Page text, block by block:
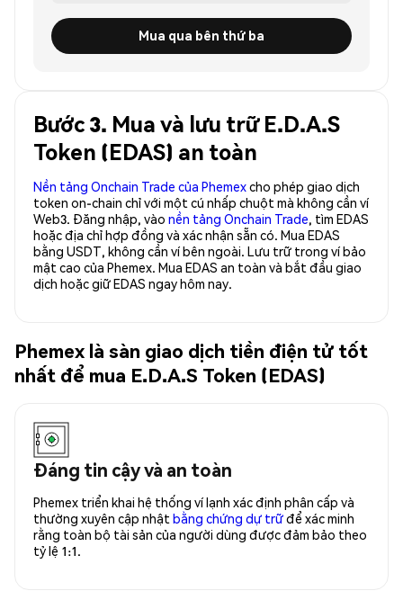
Mua qua bên thứ ba
Bước 3. Mua và lưu trữ E.D.A.S
Token (EDAS) an toàn
Nền tảng Onchain Trade của Phemexcho phép giao dịch
token on-chain chỉ với một cú nhấp chuột mà không cần ví
Web3. Đăng nhập, vào nền tảng Onchain Trade, tìm EDAS
hoặc địa chỉ hợp đồng và xác nhận sẵn có. Mua EDAS
bằng USDT, không cần ví bên ngoài. Lưu trữ trong ví bảo
mật cao của Phemex. Mua EDAS an toàn và bắt đầu giao
dịch hoặc giữ EDAS ngay hôm nay.
Phemex là sàn giao dịch tiền điện tử tốt
nhất để mua E.D.A.S Token (EDAS)
Đáng tin cậy và an toàn
Phemex triển khai hệ thống ví lạnh xác định phân cấp và
thường xuyên cập nhật bằng chứng dự trữđể xác minh
rằng toàn bộ tài sản của người dùng được đảm bảo theo
tỷ lệ 1:1.